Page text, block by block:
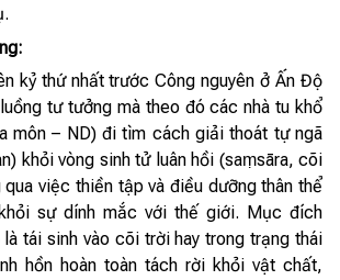
kỷ thứ nhất trước Công nguyên ở Ấn Độ
tư tưởng mà theo đó các nhà tu khổ
môn – ND) đi tìm cách giải thoát tự ngã
khỏi vòng sinh tử luân hồi (saṃsāra, cõi
qua việc thiền tập và điều dưỡng thân thể
sự dính mắc với thế giới. Mục đích
tái sinh vào cõi trời hay trong trạng thái
hồn hoàn toàn tách rời khỏi vật chất,